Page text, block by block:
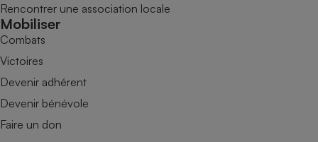
Rencontrer une association locale
Mobiliser
Combats
Victoires
Devenir adhérent
Devenir bénévole
Faire un don